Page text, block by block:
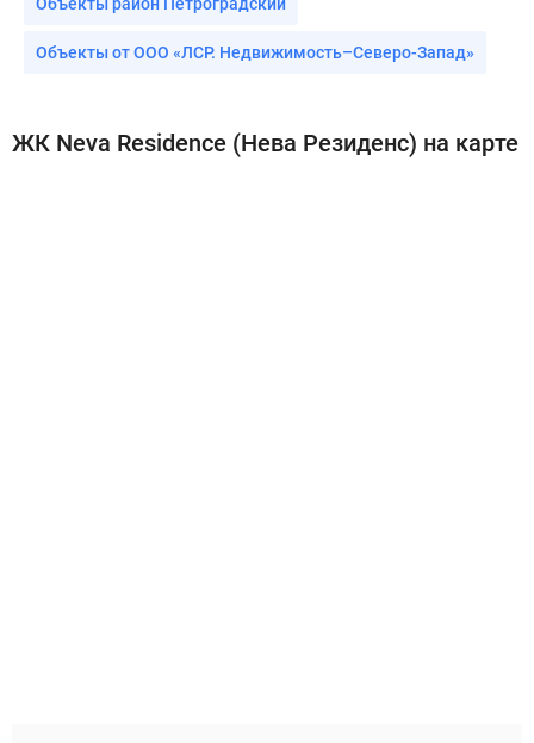
Объекты район Петроградский
Объекты от ООО «ЛСР. Недвижимость–Северо-Запад»
ЖК Neva Residence (Нева Резиденс) на карте